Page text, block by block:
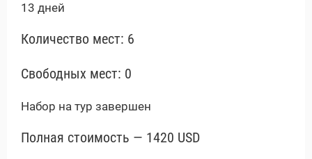
13 дней
Количество мест: 6
Свободных мест: 0
Набор на тур завершен
Полная стоимость — 1420 USD